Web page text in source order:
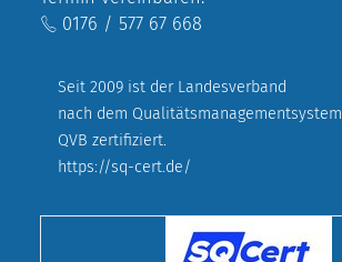
0176 / 577 67 668
Seit 2009 ist der Landesverband
nach dem Qualitätsmanagementsystem
QVB zertifiziert.
https://sq-cert.de/